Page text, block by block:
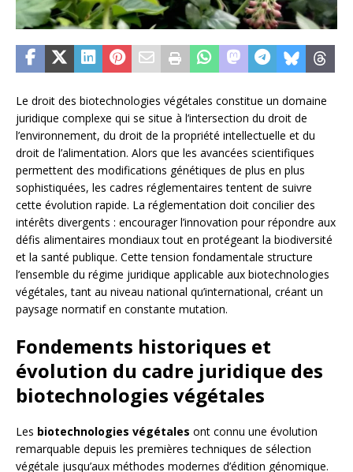
Le droit des biotechnologies végétales constitue un domaine
juridique complexe qui se situe à l’intersection du droit de
l’environnement, du droit de la propriété intellectuelle et du
droit de l’alimentation. Alors que les avancées scientifiques
permettent des modifications génétiques de plus en plus
sophistiquées, les cadres réglementaires tentent de suivre
cette évolution rapide. La réglementation doit concilier des
intérêts divergents : encourager l’innovation pour répondre aux
défis alimentaires mondiaux tout en protégeant la biodiversité
et la santé publique. Cette tension fondamentale structure
l’ensemble du régime juridique applicable aux biotechnologies
végétales, tant au niveau national qu’international, créant un
paysage normatif en constante mutation.
Fondements historiques et
évolution du cadre juridique des
biotechnologies végétales
Les biotechnologies végétales ont connu une évolution
remarquable depuis les premières techniques de sélection
végétale jusqu’aux méthodes modernes d’édition génomique.